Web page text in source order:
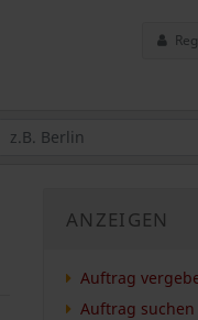
ANZEIGEN
Auftrag
Auftrag suchen